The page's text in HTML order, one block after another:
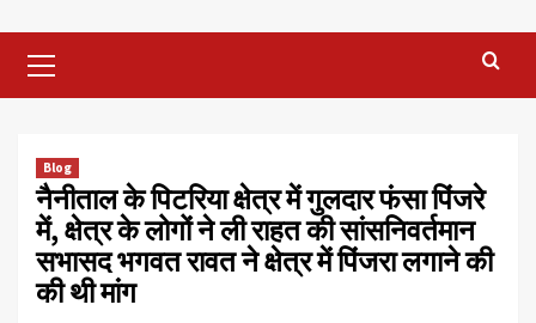
Menu
Blog
नैनीताल के पिटरिया क्षेत्र में गुलदार फंसा पिंजरे
में, क्षेत्र के लोगों ने ली राहत की सांसनिवर्तमान
सभासद भगवत रावत ने क्षेत्र में पिंजरा लगाने की
की थी मांग